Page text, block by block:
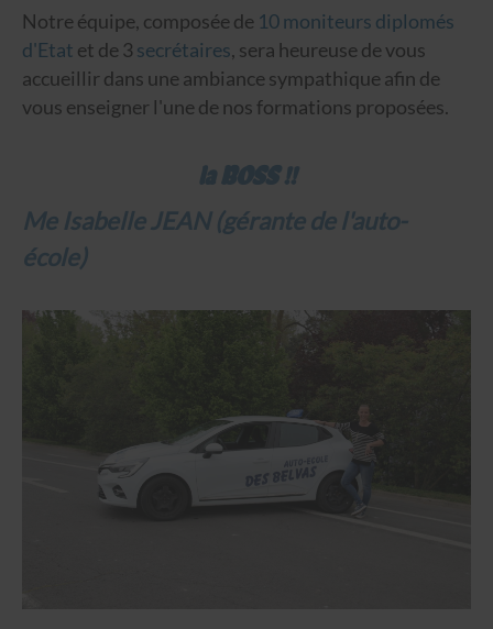
Notre équipe, composée de 10 moniteurs diplomés
d'Etat et de 3 secrétaires, sera heureuse de vous
accueillir dans une ambiance sympathique afin de
vous enseigner l'une de nos formations proposées.
la BOSS !!
Me Isabelle JEAN(gérante de l'auto-
école)